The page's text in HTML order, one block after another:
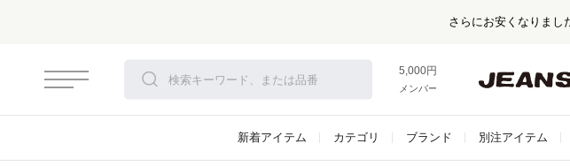
さらにお安くなりまし
5,000円以上お買い上げで送料無料
メンバー登録でお得な情報をゲット。
新着アイテム カテゴリ ブランド 別注アイテム